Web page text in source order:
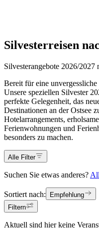
Silvesterreisen
Silvesterangebote 2026/2027
Bereit für eine
Unsere speziellen Silvester
perfekte Gelegenheit, das
Destinationen an der Ostsee
Hotelarrangements,
Ferienwohnungen und
besonders zu machen.
Alle Filter
Suchen Sie etwas anderes?
Sortiert nach:
Empfehlung
Filtern
Aktuell sind hier keine